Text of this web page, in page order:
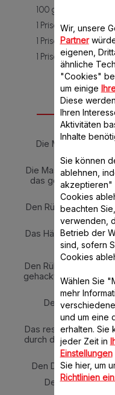
100 g Olivenöl
1 Prise Salz
1 Prise Safran
1 Prise Pfeffer
Die Maschine
Die Maschine öffnen,
das geschnittene
Salz und
Den Rühraufsatz
Das Hähnchenfilet
Den Rühraufsatz
gehackte Paprika
Den Deckel
Das restliche
durch die
bei
Den Deckel öffnen
Den Reis, das
Wir, unsere
Partner
eigenen,
ähnliche
"Cookies"
um einige
Diese
Ihren
Aktivitäten
Inhalte
Sie können
ablehnen,
akzeptieren"
Cookies
beachten
verwenden,
Betrieb der
sind, sofern
Cookies
Wählen Sie
mehr
und um eine
erhalten. Sie
jeder Zeit in
Einstellungen
Sie hier, um
Richtlinien